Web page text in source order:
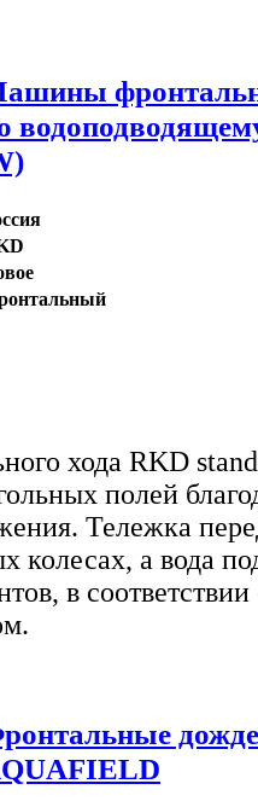
хода RKD
полей
Тележка
колесах, а вода
в